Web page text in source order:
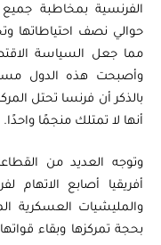
الفرنسية بمخاطبة جميع
حوالي نصف احتياطاتها
مما جعل السياسة
وأصبحت هذه الدول
بالذكر أن فرنسا تحتل
أنها لا تمتلك منجمًا واحدًا.
وتوجه العديد من
أفريقيا أصابع الاتهام
والمليشيات العسكرية
بحجة تمركزها وبقاء